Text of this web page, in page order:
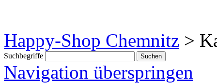
Happy-Shop Chemnitz >
Suchbegriffe
Navigation überspringen